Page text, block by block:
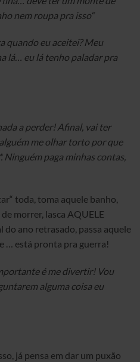
nem roupa pra isso“
quando eu aceitei? Meu
lá… eu lá tenho paladar pra
a perder! Afinal, vai ter
me olhar torto por que
Ninguém paga minhas contas,
toda, toma aquele banho,
morrer, lasca AQUELE
ano retrasado, passa aquele
… está pronta pra guerra!
é me divertir! Vou
alguma coisa eu
já pensa em dar um puxão